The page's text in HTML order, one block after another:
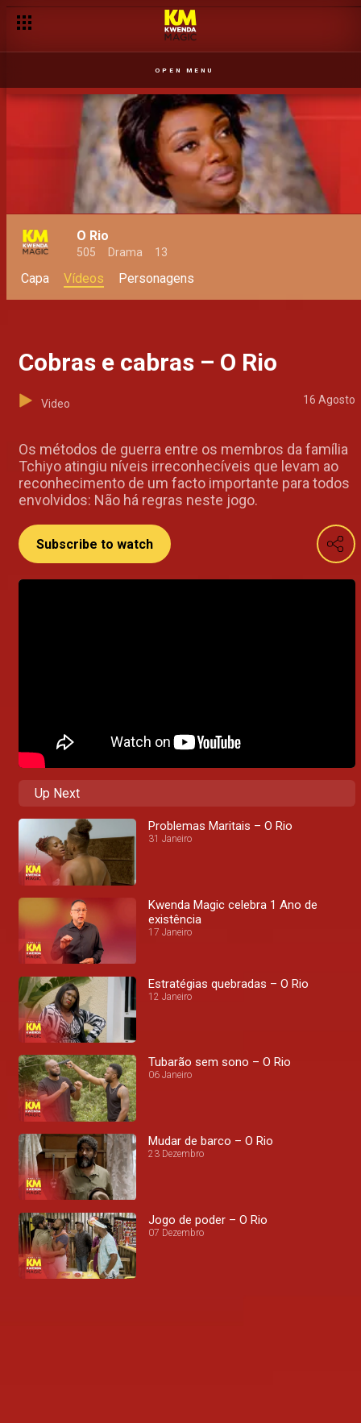
OPEN MENU
O Rio
505 Drama 13
Capa Vídeos Personagens
Cobras e cabras – O Rio
Video 16 Agosto
Os métodos de guerra entre os membros da família
Tchiyo atingiu níveis irreconhecíveis que levam ao
reconhecimento de um facto importante para todos
envolvidos: Não há regras neste jogo.
Subscribe to watch
Up Next
Problemas Maritais – O Rio
31 Janeiro
Kwenda Magic celebra 1 Ano de
existência
17 Janeiro
Estratégias quebradas – O Rio
12 Janeiro
Tubarão sem sono – O Rio
06 Janeiro
Mudar de barco – O Rio
23 Dezembro
Jogo de poder – O Rio
07 Dezembro